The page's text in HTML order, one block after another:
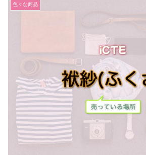
色々な商品